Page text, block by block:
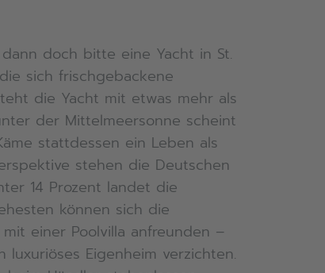
doch bitte eine Yacht in St.
sich frischgebackene
die Yacht mit etwas mehr als
der Mittelmeersonne scheint
stattdessen ein Leben als
stehen die Deutschen
14 Prozent landet die
können sich die
einer Poolvilla anfreunden –
Eigenheim verzichten.